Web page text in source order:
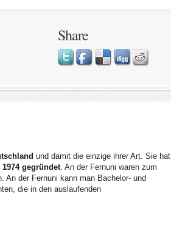
Share
und damit die einzige ihrer Art. Sie hat
1974 gegründet. An der Fernuni waren zum
An der Fernuni kann man Bachelor- und
die in den auslaufenden